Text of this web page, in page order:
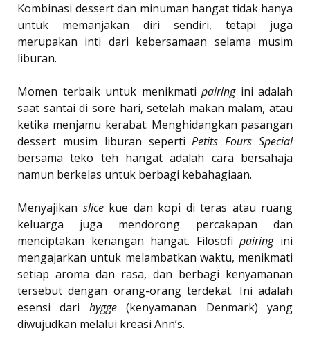
Kombinasi dessert dan minuman hangat tidak hanya
untuk memanjakan diri sendiri, tetapi juga
merupakan inti dari kebersamaan selama musim
liburan.
Momen terbaik untuk menikmati pairingini adalah
saat santai di sore hari, setelah makan malam, atau
ketika menjamu kerabat. Menghidangkan pasangan
dessert musim liburan sepertiPetits Fours Special
bersama teko teh hangat adalah cara bersahaja
namun berkelas untuk berbagi kebahagiaan.
Menyajikan slicekue dan kopi di teras atau ruang
keluarga juga mendorong percakapan dan
menciptakan kenangan hangat. Filosofipairingini
mengajarkan untuk melambatkan waktu, menikmati
setiap aroma dan rasa, dan berbagi kenyamanan
tersebut dengan orang-orang terdekat. Ini adalah
esensi dari hygge(kenyamanan Denmark) yang
diwujudkan melalui kreasi Ann’s.